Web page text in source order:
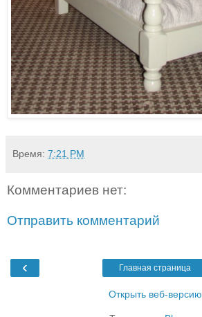
Время: 7:21 PM
Комментариев нет:
Отправить комментарий
‹ Главная страница
Открыть веб-версию